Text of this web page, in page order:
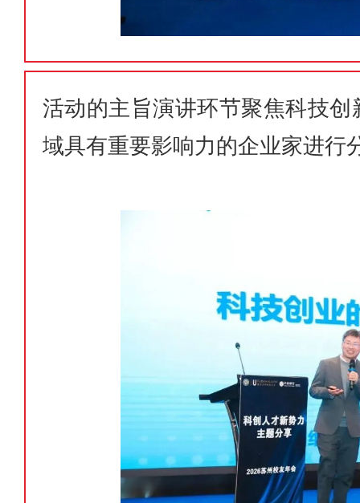
活动的主旨演讲环节聚焦科技
域具有重要影响力的企业家进行